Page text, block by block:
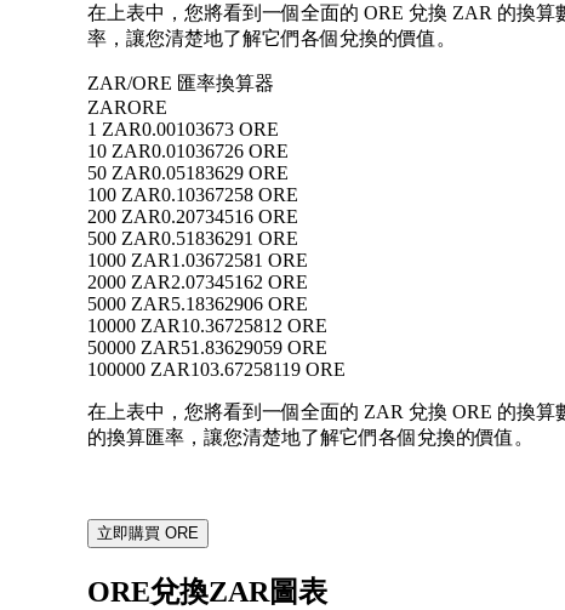
在上表中，您將看到一個全面的 ORE 兌換 ZAR 的換
率，讓您清楚地了解它們各個兌換的價值。
ZAR/ORE 匯率換算器
ZARORE
1 ZAR0.00103673 ORE
10 ZAR0.01036726 ORE
50 ZAR0.05183629 ORE
100 ZAR0.10367258 ORE
200 ZAR0.20734516 ORE
500 ZAR0.51836291 ORE
1000 ZAR1.03672581 ORE
2000 ZAR2.07345162 ORE
5000 ZAR5.18362906 ORE
10000 ZAR10.36725812 ORE
50000 ZAR51.83629059 ORE
100000 ZAR103.67258119 ORE
在上表中，您將看到一個全面的 ZAR 兌換 ORE 的換
的換算匯率，讓您清楚地了解它們各個兌換的價值。
立即購買 ORE
ORE兌換ZAR圖表